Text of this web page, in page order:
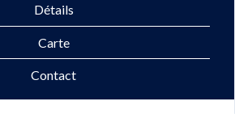
Détails
Carte
Contact